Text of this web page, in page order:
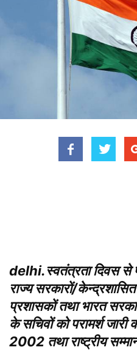
delhi.स्वतंत्रता दिवस से
राज्य सरकारों/
प्रशासकों तथा भारत
के सचिवों को परामर्श
2002 तथा राष्ट्रीय